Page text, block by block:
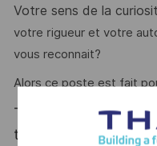
Votre sens de la
votre rigueur et votre
vous reconnait?
Alors ce poste est fait
Thales, entreprise
tous les talents. La